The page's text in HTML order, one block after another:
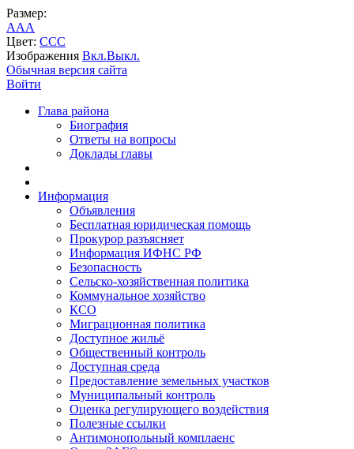
Размер:
AAA
Цвет: CCC
Изображения Вкл.Выкл.
Обычная версия сайта
Войти
Глава района
Биография
Ответы на вопросы
Доклады главы
Информация
Объявления
Бесплатная юридическая помощь
Прокурор разъясняет
Информация ИФНС РФ
Безопасность
Сельско-хозяйственная политика
Коммунальное хозяйство
КСО
Миграционная политика
Доступное жильё
Общественный контроль
Доступная среда
Предоставление земельных участков
Муниципальный контроль
Оценка регулирующего воздействия
Полезные ссылки
Антимонопольный комплаенс